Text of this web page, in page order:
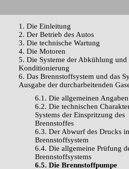
1. Die Einleitung
2. Der Betrieb des Autos
3. Die technische Wartung
4. Die Motoren
5. Die Systeme der Abkühlung und
Konditionierung
6. Das Brennstoffsystem und das
Ausgabe der durcharbeitenden
6.1. Die allgemeinen Angaben
6.2. Die technischen
Systems der Einspritzung des
Brennstoffes
6.3. Der Abwurf des Drucks
Brennstoffsystem
6.4. Die allgemeine Prüfung
Brennstoffsystems
6.5. Die Brennstoffpumpe